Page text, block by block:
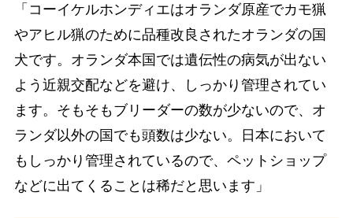
「コーイケルホンディエはオランダ原産でカモ猟
やアヒル猟のために品種改良されたオランダの国
犬です。オランダ本国では遺伝性の病気が出ない
よう近親交配などを避け、しっかり管理されてい
ます。そもそもブリーダーの数が少ないので、オ
ランダ以外の国でも頭数は少ない。日本において
もしっかり管理されているので、ペットショップ
などに出てくることは稀だと思います」